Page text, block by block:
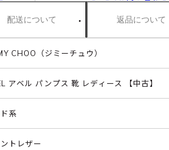
配送について 返品について
CHOO（ジミーチュウ）
アベル パンプス 靴 レディース 【中古】
系
トレザー